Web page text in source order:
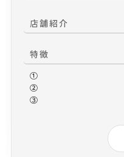
店舗紹介
特徴
①
②
③